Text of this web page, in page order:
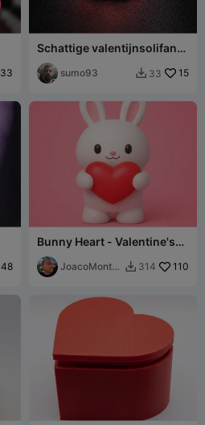
33
Schattige valentijnsolifant
met hart
sumo93  33 15
48
Bunny Heart - Valentine's
Day
JoacoMonta
 314 110